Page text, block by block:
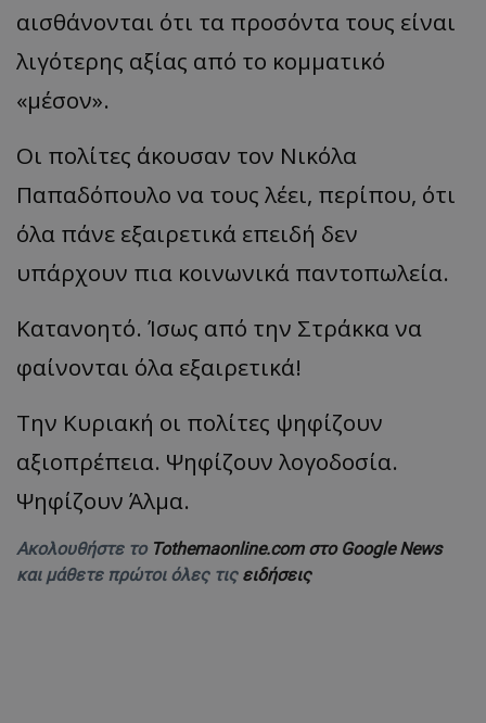
αισθάνονται ότι τα προσόντα τους είναι
λιγότερης αξίας από το κομματικό
«μέσον».
Οι πολίτες άκουσαν τον Νικόλα
Παπαδόπουλο να τους λέει, περίπου, ότι
όλα πάνε εξαιρετικά επειδή δεν
υπάρχουν πια κοινωνικά παντοπωλεία.
Κατανοητό. Ίσως από την Στράκκα να
φαίνονται όλα εξαιρετικά!
Την Κυριακή οι πολίτες ψηφίζουν
αξιοπρέπεια. Ψηφίζουν λογοδοσία.
Ψηφίζουν Άλμα.
Ακολουθήστε το Tothemaonline.com στο Google News
και μάθετε πρώτοι όλες τις ειδήσεις